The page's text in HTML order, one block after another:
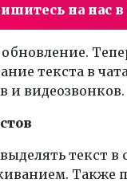
на нас
текста в
и видеозвонков.
текст
Также